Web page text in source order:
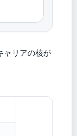
ャリアの核が